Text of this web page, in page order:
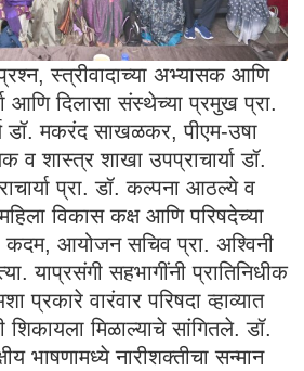
स्त्रीवादाच्या अभ्यासक आणि
आणि दिलासा संस्थेच्या प्रमुख प्रा.
डॉ. मकरंद साखळकर, पीएम-उषा
व शास्त्र शाखा उपप्राचार्या डॉ.
प्रा. डॉ. कल्पना आठल्ये व
विकास कक्ष आणि परिषदेच्या
कदम, आयोजन सचिव प्रा. अश्विनी
याप्रसंगी सहभागींनी प्रातिनिधीक
वारंवार परिषदा व्हाव्यात
मिळाल्याचे सांगितले. डॉ.
भाषणामध्ये नारीशक्तीचा सन्मान